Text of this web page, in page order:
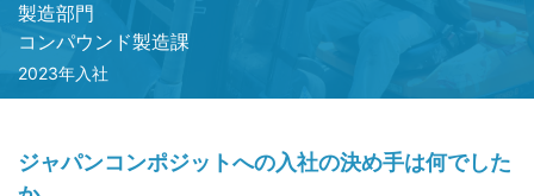
製造部門
コンパウンド製造課
2023年入社
ジャパンコンポジットへの入社の決め手は何でした